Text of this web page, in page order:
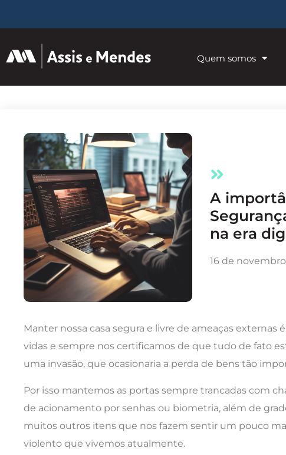
Quem somos
A importância da
na era
16 de
Manter nossa casa segura e livre de ameaças externas
vidas e sempre nos certificamos de que tudo de fato
uma invasão, que ocasionaria a perda de bens tão
Por isso mantemos as portas sempre trancadas com
de acionamento por senhas ou biometria, além de
muitos outros itens que nos fazem sentir um pouco
violento que vivemos atualmente.